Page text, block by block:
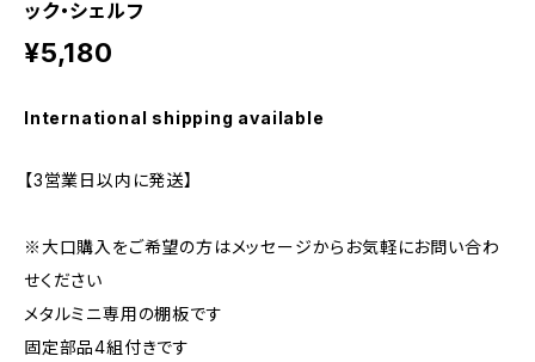
ック・シェルフ
¥5,180
International shipping available
【3営業日以内に発送】
※大口購入をご希望の方はメッセージからお気軽にお問い合わ
せください
メタルミニ専用の棚板です
固定部品4組付きです